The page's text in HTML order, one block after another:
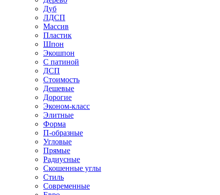
Дуб
ЛДСП
Массив
Пластик
Шпон
Экошпон
С патиной
ДСП
Стоимость
Дешевые
Дорогие
Эконом-класс
Элитные
Форма
П-образные
Угловые
Прямые
Радиусные
Скошенные углы
Стиль
Современные